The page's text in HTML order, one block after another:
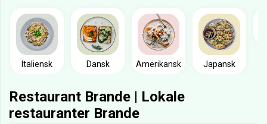
Italiensk Dansk Amerikansk Japansk
Restaurant Brande | Lokale
restauranter Brande